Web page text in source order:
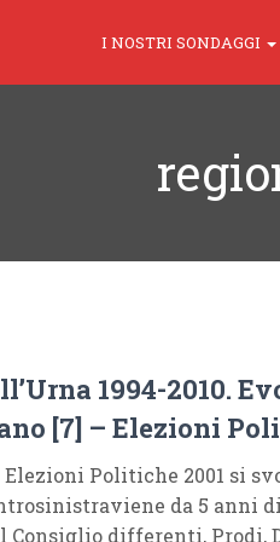
I NOSTRI SONDAGGI
1994-2010.
[7] – Elezioni
Elezioni Politiche 2001 si
da 5 anni
Consiglio differenti, Prodi,